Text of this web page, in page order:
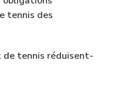
tennis des
de tennis réduisent-